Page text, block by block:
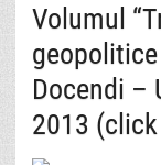
Volumul
geopolitice
Docendi –
2013